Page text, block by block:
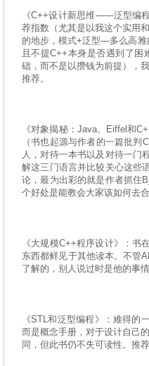
《C++设计新思维——泛型编
荐指数（尤其是以我这个实用
的地步，模式+泛型—多么高雅
且不提C++本身是否遇到了
础，而不是以攒钱为前提），
推荐。
《对象揭秘：Java、Eiffel和
（书也起源与作者的一篇批
人，对待一本书以及对待一门
解这三门语言并比较关心这些
论，最为出彩的就是作者抓住
个好处是能教会大家该如何去
《大规模C++程序设计》：
东西都鲜见于其他读本。不管
了解的，别人说过时是他的事
《STL和泛型编程》：难得
而是概念手册，对于设计自己
同，但此书仍不失可读性。推